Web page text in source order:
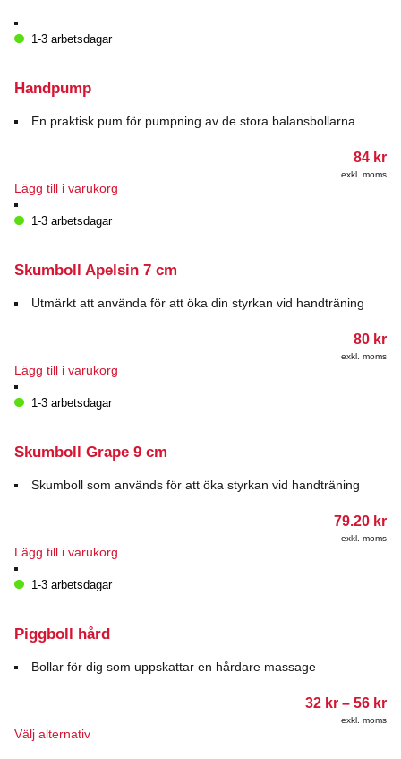
1-3 arbetsdagar
Handpump
En praktisk pum för pumpning av de stora balansbollarna
84 kr
exkl. moms
Lägg till i varukorg
1-3 arbetsdagar
Skumboll Apelsin 7 cm
Utmärkt att använda för att öka din styrkan vid handträning
80 kr
exkl. moms
Lägg till i varukorg
1-3 arbetsdagar
Skumboll Grape 9 cm
Skumboll som används för att öka styrkan vid handträning
79.20 kr
exkl. moms
Lägg till i varukorg
1-3 arbetsdagar
Piggboll hård
Bollar för dig som uppskattar en hårdare massage
32 kr – 56 kr
exkl. moms
Välj alternativDen